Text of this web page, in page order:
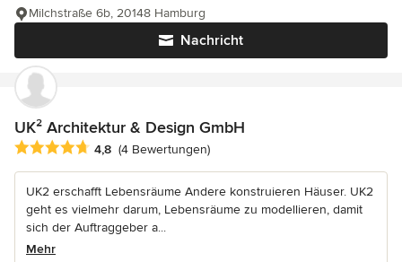
Nachricht
Milchstraße 6b, 20148 Hamburg
UK² Architektur & Design GmbH
Durchschnittliche Bewertung: 4.8 von 5 Sternen
4,8 (4 Bewertungen)
UK2 erschafft Lebensräume Andere konstruieren Häuser. UK2
geht es vielmehr darum, Lebensräume zu modellieren, damit
sich der Auftraggeber a...
Mehr